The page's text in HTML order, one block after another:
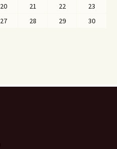
20 21 22
23
27 28 29
30